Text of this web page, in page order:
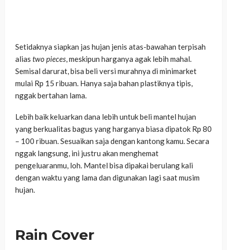
Setidaknya siapkan jas hujan jenis atas-bawahan terpisah
alias two pieces, meskipun harganya agak lebih mahal.
Semisal darurat, bisa beli versi murahnya di minimarket
mulai Rp 15 ribuan. Hanya saja bahan plastiknya tipis,
nggak bertahan lama.
Lebih baik keluarkan dana lebih untuk beli mantel hujan
yang berkualitas bagus yang harganya biasa dipatok Rp 80
– 100 ribuan. Sesuaikan saja dengan kantong kamu. Secara
nggak langsung, ini justru akan menghemat
pengeluaranmu, loh. Mantel bisa dipakai berulang kali
dengan waktu yang lama dan digunakan lagi saat musim
hujan.
Rain Cover